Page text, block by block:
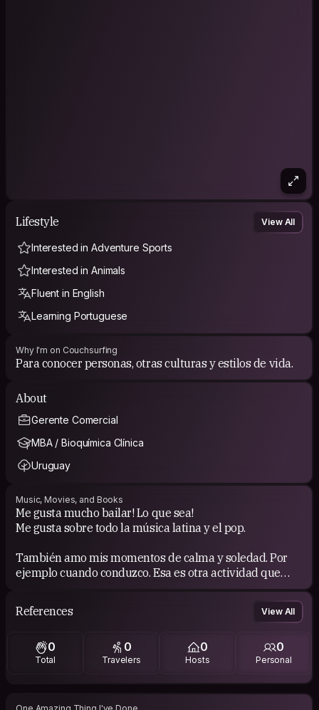
Lifestyle View All
Interested in Adventure Sports
Interested in Animals
Fluent in English
Learning Portuguese
Why I'm on Couchsurfing
Para conocer personas, otras culturas y estilos de vida.
About
Gerente Comercial
MBA / Bioquímica Clínica
Uruguay
Music, Movies, and Books
Me gusta mucho bailar! Lo que sea!
Me gusta sobre todo la música latina y el pop.
También amo mis momentos de calma y soledad. Por
ejemplo cuando conduzco. Esa es otra actividad que
Libros que han provocado cambios en distintas etapas
vidas, muchos maestros" de Brian Weiss, "El caballero
de la armadura oxidada" de Robert Fisher y
El libro que tengo pendiente leer en mi mesa de luz es
"Yo, Ego" de María de Mondo.
References View All
0
Total
0
Travelers
0
Hosts
0
Personal